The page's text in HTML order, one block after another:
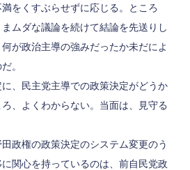
をくすぶらせずに応じる。ところ
ムダな議論を続けて結論を先送りし
が政治主導の強みだったか未だによ
。
、民主党主導での政策決定がどうか
、よくわからない。当面は、見守る
政権の政策決定のシステム変更のう
関心を持っているのは、前自民党政